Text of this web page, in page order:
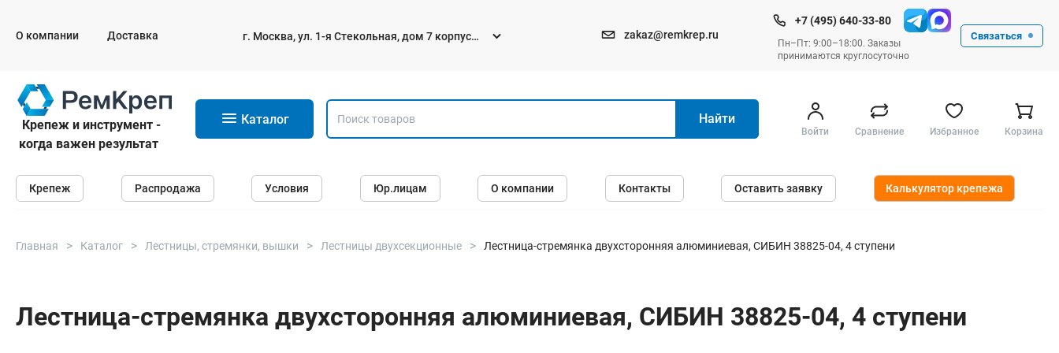
О компании Доставка
г. Москва, ул. 1-я Стекольная, дом 7 корпус
zakaz@remkrep.ru
+7 (495) 640-33-80
Пн–Пт: 9:00–18:00. Заказы
принимаются круглосуточно
Связаться
Крепеж и инструмент -
когда важен результат
Каталог
Крепеж
Анкеры
Саморезы и шурупы
Электро и бензоинструменты
Перфораторы
Шуруповерты
Ручные инструменты
Малярные
Столярные
Найти
Войти Сравнение Избранное Корзина
Крепеж Распродажа Условия Юр.лицам О компании Контакты Оставить заявку Калькулятор крепежа
Главная Каталог Лестницы, стремянки, вышки Лестницы двухсекционные Лестница-стремянка двухсторонняя алюминиевая, СИБИН 38825-04, 4 ступени
Лестница-стремянка двухсторонняя алюминиевая, СИБИН 38825-04, 4 ступени